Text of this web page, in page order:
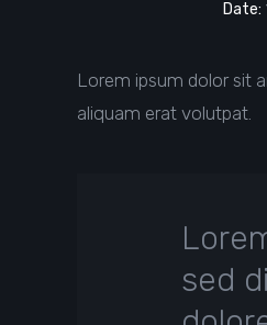
Date:
Lorem ipsum dolor sit
aliquam erat volutpat.
sed